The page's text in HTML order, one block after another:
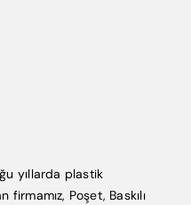
yıllarda plastik
Poşet, Baskılı